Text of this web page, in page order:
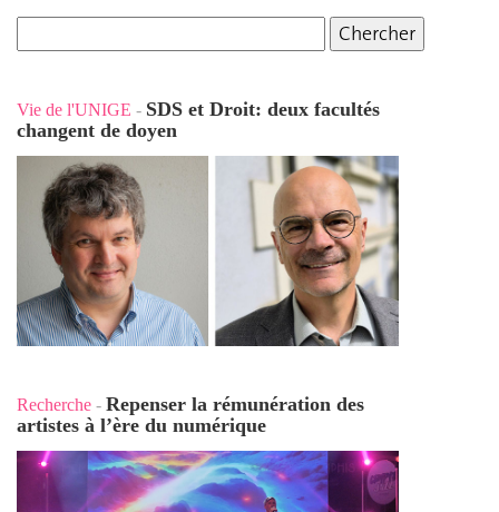
Vie de l'UNIGE - SDS et Droit: deux facultés
changent de doyen
Recherche - Repenser la rémunération des
artistes à l’ère du numérique